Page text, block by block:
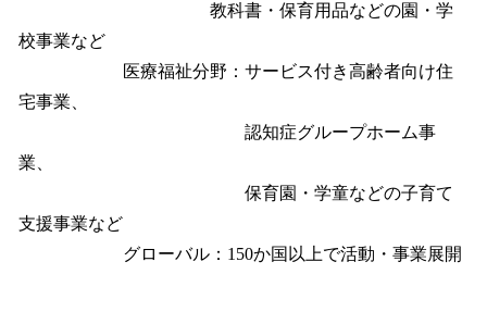
教科書・保育用品などの園・学
校事業など
医療福祉分野：サービス付き高齢者向け住
宅事業、
認知症グループホーム事
業、
保育園・学童などの子育て
支援事業など
グローバル：150か国以上で活動・事業展開